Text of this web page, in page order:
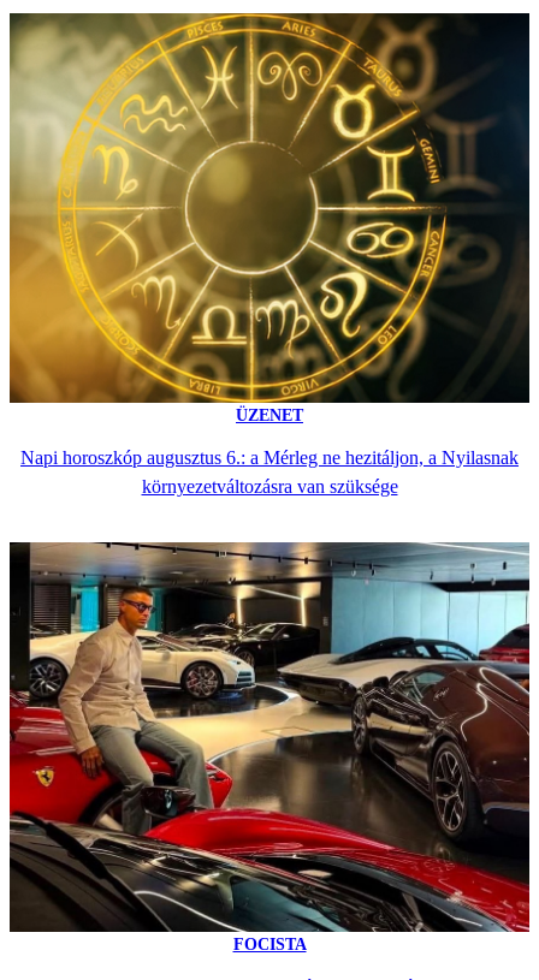
ÜZENET
Napi horoszkóp augusztus 6.: a Mérleg ne hezitáljon, a Nyilasnak
környezetváltozásra van szüksége
FOCISTA